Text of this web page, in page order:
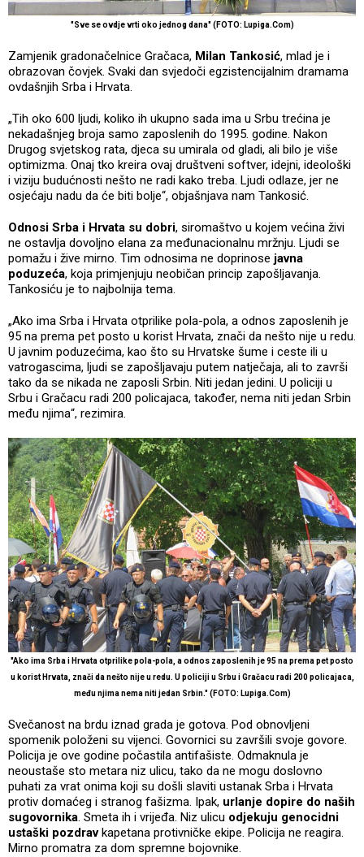
"Sve se ovdje vrti oko jednog dana" (FOTO: Lupiga.Com)
Zamjenik gradonačelnice Gračaca, Milan Tankosić, mlad je i
obrazovan čovjek. Svaki dan svjedoči egzistencijalnim dramama
ovdašnjih Srba i Hrvata.
„Tih oko 600 ljudi, koliko ih ukupno sada ima u Srbu trećina je
nekadašnjeg broja samo zaposlenih do 1995. godine. Nakon
Drugog svjetskog rata, djeca su umirala od gladi, ali bilo je više
optimizma. Onaj tko kreira ovaj društveni softver, idejni, ideološki
i viziju budućnosti nešto ne radi kako treba. Ljudi odlaze, jer ne
osjećaju nadu da će biti bolje“, objašnjava nam Tankosić.
Odnosi Srba i Hrvata su dobri, siromaštvo u kojem većina živi
ne ostavlja dovoljno elana za međunacionalnu mržnju. Ljudi se
pomažu i žive mirno. Tim odnosima ne doprinose javna
poduzeća, koja primjenjuju neobičan princip zapošljavanja.
Tankosiću je to najbolnija tema.
„Ako ima Srba i Hrvata otprilike pola-pola, a odnos zaposlenih je
95 na prema pet posto u korist Hrvata, znači da nešto nije u redu.
U javnim poduzećima, kao što su Hrvatske šume i ceste ili u
vatrogascima, ljudi se zapošljavaju putem natječaja, ali to završi
tako da se nikada ne zaposli Srbin. Niti jedan jedini. U policiji u
Srbu i Gračacu radi 200 policajaca, također, nema niti jedan Srbin
među njima“, rezimira.
"Ako ima Srba i Hrvata otprilike pola-pola, a odnos zaposlenih je 95 na prema pet posto
u korist Hrvata, znači da nešto nije u redu. U policiji u Srbu i Gračacu radi 200 policajaca,
među njima nema niti jedan Srbin." (FOTO: Lupiga.Com)
Svečanost na brdu iznad grada je gotova. Pod obnovljeni
spomenik položeni su vijenci. Govornici su završili svoje govore.
Policija je ove godine počastila antifašiste. Odmaknula je
neoustaše sto metara niz ulicu, tako da ne mogu doslovno
puhati za vrat onima koji su došli slaviti ustanak Srba i Hrvata
protiv domaćeg i stranog fašizma. Ipak, urlanje dopire do naših
sugovornika. Smeta ih i vrijeđa. Niz ulicu odjekuju genocidni
ustaški pozdravkapetana protivničke ekipe. Policija ne reagira.
Mirno promatra za dom spremne bojovnike.